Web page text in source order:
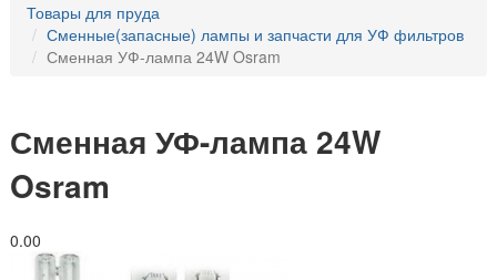
Товары для пруда
Сменные(запасные) лампы и запчасти для УФ фильтров
Сменная УФ-лампа 24W Osram
Сменная УФ-лампа 24W
Osram
0.00